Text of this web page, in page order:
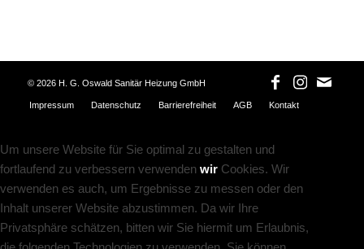
©2026 H. G. Oswald Sanitär Heizung GmbH
Impressum Datenschutz Barrierefreiheit AGB Kontakt
Um unsere Website für Sie optimal zu gestalten und
fortlaufend zu verbessern verwenden wir Cookies. Wir
verwenden es auch, um Ergebnisse zu messen oder den
Inhalt unserer Website abzustimmen. Da wir Ihre
Privatsphäre schätzen, bitten wir Sie hiermit um Erlaubnis,